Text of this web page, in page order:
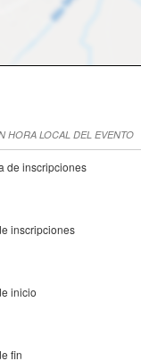
HORA LOCAL DEL EVENTO
de inscripciones
inscripciones
inicio
fin